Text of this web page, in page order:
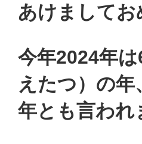
あけまして
今年2024年
えたつ）の
年とも言われ